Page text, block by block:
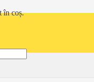
în coș.